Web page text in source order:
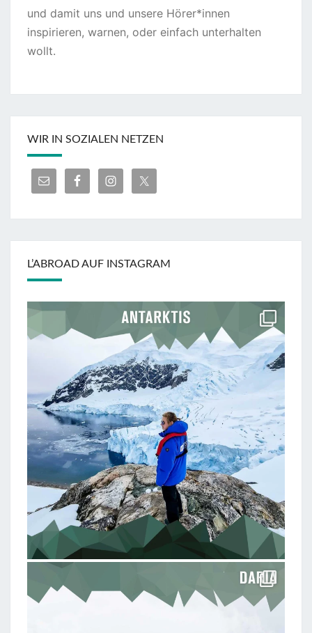
und damit uns und unsere Hörer*innen
inspirieren, warnen, oder einfach unterhalten
wollt.
WIR IN SOZIALEN NETZEN
L’ABROAD AUF INSTAGRAM